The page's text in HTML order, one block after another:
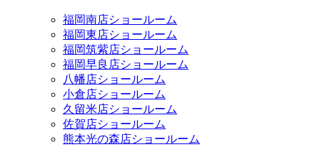
福岡南店ショールーム
福岡東店ショールーム
福岡筑紫店ショールーム
福岡早良店ショールーム
八幡店ショールーム
小倉店ショールーム
久留米店ショールーム
佐賀店ショールーム
熊本光の森店ショールーム